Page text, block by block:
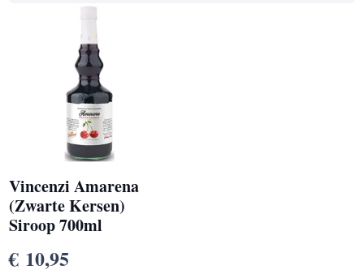
Vincenzi Amarena
(Zwarte Kersen)
Siroop 700ml
€ 10,95